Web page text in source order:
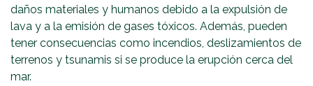
daños materiales y humanos debido a la expulsión de
lava y a la emisión de gases tóxicos. Además, pueden
tener consecuencias como incendios, deslizamientos de
terrenos y tsunamis si se produce la erupción cerca del
mar.